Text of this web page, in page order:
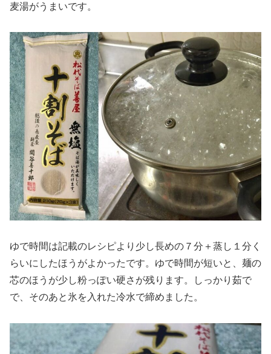
麦湯がうまいです。
ゆで時間は記載のレシピより少し長めの７分＋蒸し１分く
らいにしたほうがよかったです。ゆで時間が短いと、麺の
芯のほうが少し粉っぽい硬さが残ります。しっかり茹で
で、そのあと氷を入れた冷水で締めました。